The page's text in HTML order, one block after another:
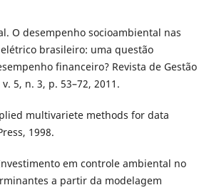
O desempenho socioambiental nas
brasileiro: uma questão
financeiro? Revista de Gestão
5, n. 3, p. 53–72, 2011.
multivariete methods for data
1998.
em controle ambiental no
a partir da modelagem